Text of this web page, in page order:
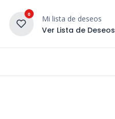
0 Mi lista de deseos
Ver Lista de Deseos